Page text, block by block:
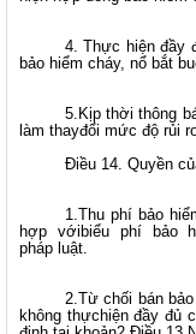
4. Thực hiện đầy
bảo hiểm cháy, nổ bắt
5.Kịp thời thông
làm thayđổi mức độ rủi
Điều 14. Quyền
1.Thu phí bảo
hợp vớibiểu phí bảo
pháp luật.
2.Từ chối bán
không thựchiện đầy đủ